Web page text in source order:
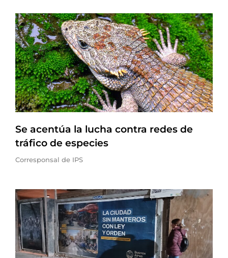
Se acentúa la lucha contra redes de
tráfico de especies
Corresponsal de IPS